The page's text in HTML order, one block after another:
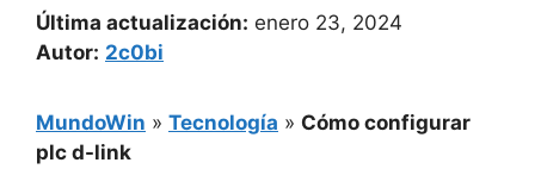
Última actualización: enero 23, 2024
Autor: 2c0bi
MundoWin » Tecnología » Cómo configurar
plc d-link